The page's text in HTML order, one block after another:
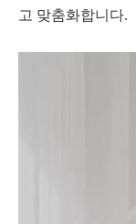
고 맞춤화합니다.